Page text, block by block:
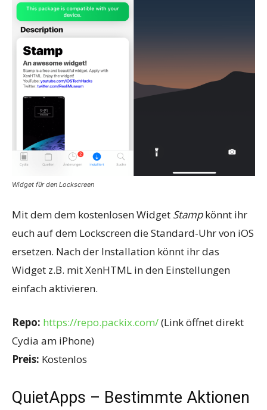
Widget für den Lockscreen
Mit dem dem kostenlosen Widget Stampkönnt ihr
euch auf dem Lockscreen die Standard-Uhr von iOS
ersetzen. Nach der Installation könnt ihr das
Widget z.B. mit XenHTML in den Einstellungen
einfach aktivieren.
Repo: https://repo.packix.com/(Link öffnet direkt
Cydia am iPhone)
Preis: Kostenlos
QuietApps – Bestimmte Aktionen